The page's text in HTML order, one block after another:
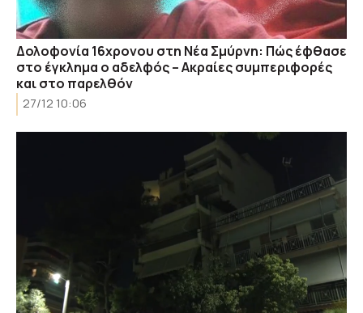
Δολοφονία 16χρονου στη Νέα Σμύρνη: Πώς έφθασε
στο έγκλημα ο αδελφός – Ακραίες συμπεριφορές
και στο παρελθόν
27/12 10:06